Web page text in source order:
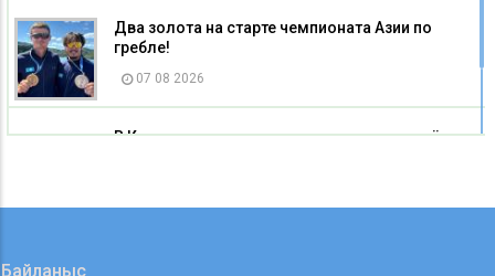
Два золота на старте чемпионата Азии по
гребле!
07 08 2026
В Карагандинском зоопарке родился детёныш
Байланыс